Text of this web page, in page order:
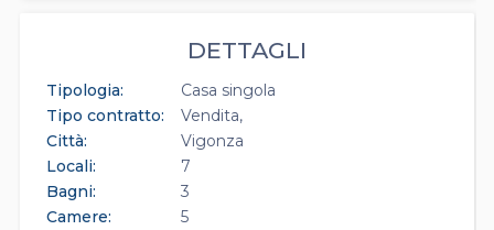
DETTAGLI
Tipologia:
Casa singola
Tipo contratto:
Vendita
Città:
Vigonza
Locali:
7
Bagni:
3
Camere:
5